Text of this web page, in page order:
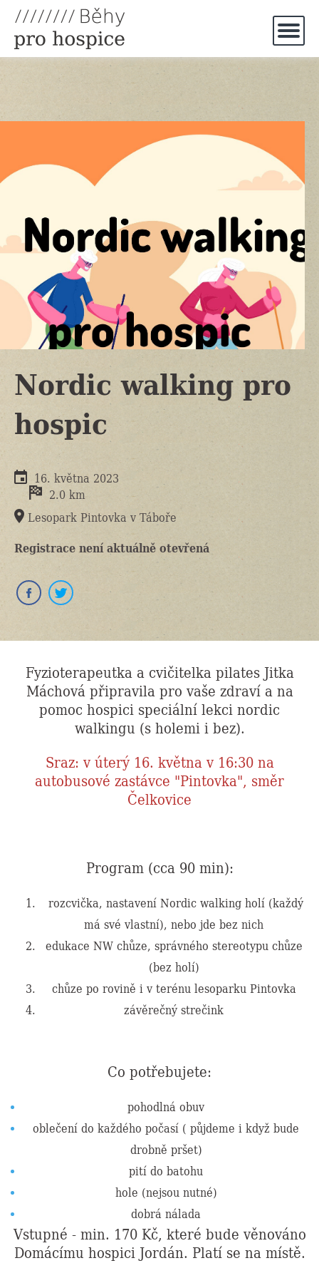
Nordic walking pro
hospic
16. května 2023
2.0 km
Lesopark Pintovka v Táboře
Registrace není aktuálně otevřená
Fyzioterapeutka a cvičitelka pilates Jitka
Máchová připravila pro vaše zdraví a na
pomoc hospici speciální lekci nordic
walkingu (s holemi i bez).
Sraz: v úterý 16. května v 16:30 na
autobusové zastávce "Pintovka", směr
Čelkovice
Program (cca 90 min):
rozcvička, nastavení Nordic walking holí (každý
má své vlastní), nebo jde bez nich
edukace NW chůze, správného stereotypu chůze
(bez holí)
chůze po rovině i v terénu lesoparku Pintovka
závěrečný strečink
Co potřebujete:
pohodlná obuv
oblečení do každého počasí ( půjdeme i když bude
drobně pršet)
pití do batohu
hole (nejsou nutné)
dobrá nálada
Vstupné - min. 170 Kč, které bude věnováno
Domácímu hospici Jordán. Platí se na místě.